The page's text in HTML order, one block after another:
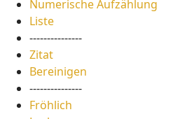
Numerische Aufzählung
Liste
---------------
Zitat
Bereinigen
---------------
Fröhlich